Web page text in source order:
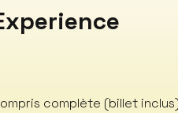
complète (billet